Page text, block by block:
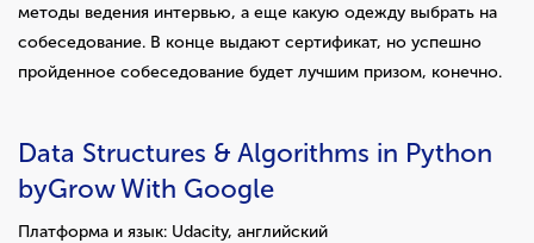
методы ведения интервью, а еще какую одежду выбрать на
собеседование. В конце выдают сертификат, но успешно
пройденное собеседование будет лучшим призом, конечно.
Data Structures & Algorithms in Python
byGrow With Google
Платформа и язык: Udacity, английский